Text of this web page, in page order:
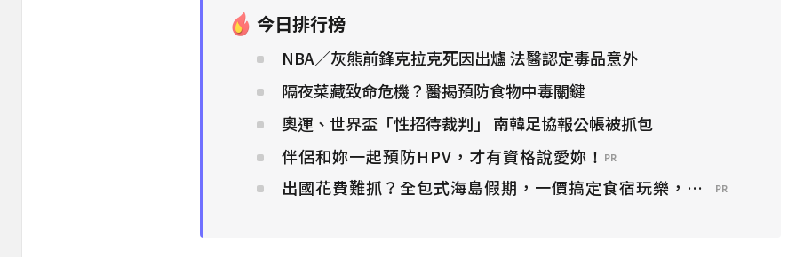
今日排行榜
NBA／灰熊前鋒克拉克死因出爐 法醫認定毒品意外
隔夜菜藏致命危機？醫揭預防食物中毒關鍵
奧運、世界盃「性招待裁判」 南韓足協報公帳被抓包
伴侶和妳一起預防HPV，才有資格說愛妳！ PR
出國花費難抓？全包式海島假期，一價搞定食宿玩樂，省錢更省心！
PR